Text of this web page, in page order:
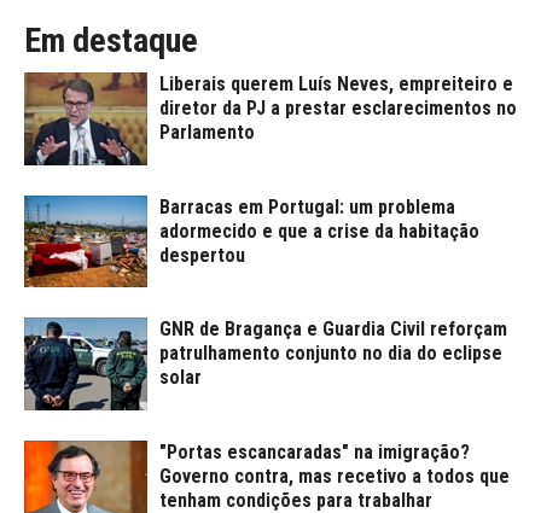
Em destaque
Liberais querem Luís Neves, empreiteiro e
diretor da PJ a prestar esclarecimentos no
Parlamento
Barracas em Portugal: um problema
adormecido e que a crise da habitação
despertou
GNR de Bragança e Guardia Civil reforçam
patrulhamento conjunto no dia do eclipse
solar
"Portas escancaradas" na imigração?
Governo contra, mas recetivo a todos que
tenham condições para trabalhar